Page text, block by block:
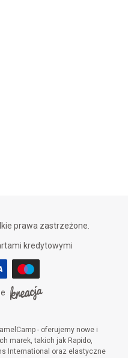
prawa zastrzeżone.
kredytowymi
- oferujemy nowe i
marek, takich jak Rapido,
International oraz elastyczne